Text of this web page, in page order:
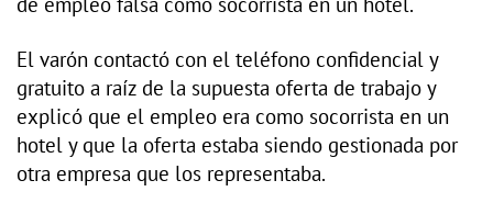
El varón contactó con el teléfono confidencial y
gratuito a raíz de la supuesta oferta de trabajo y
explicó que el empleo era como socorrista en un
hotel y que la oferta estaba siendo gestionada por
otra empresa que los representaba.